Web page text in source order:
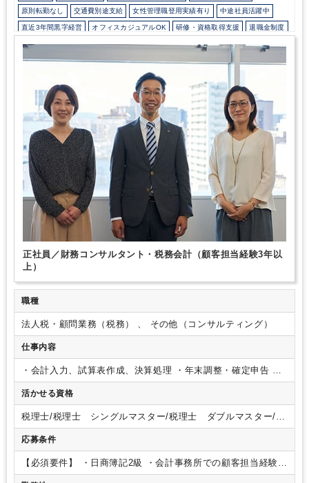
原則転勤なし 交通費別途支給 女性管理職登用実績有り 中途社員活躍中
直近3年間黒字経営 オフィスカジュアルOK 研修・資格取得支援 退職金制度
完全週休2日制 年間休日120日以上 地域密着 独自サービス
ダブルライセンス(公認会計士＋税理士等）
正社員／財務コンサルタント・税務会計（顧客担当経験3年以
上）
職種
法人税・顧問業務（税務） 、 その他（コンサルティング）
仕事内容
・会計入力、試算表作成、決算処理 ・年末調整・確定申告 ・
お客様対応（月次報告、決算説明等）・相続税や事業承継等
本人の能力、経験、希望に合わせて、段階的に業務を割り当て
ます。
また、分業制をとっており、本人の適性に合わせて配
置を行うため、各人の強みが発揮できる職場です。
活かせる資格
税理士/税理士 シングルマスター/税理士 ダブルマスター/税
理士試験 １科目合格/税理士試験 ２科目合格/税理士試験
３科目合格/税理士試験 ４科目合格/日商簿記 １級/日商簿
記 ２級
応募条件
【必須要件】 ・日商簿記2級
・会計事務所での顧客担当経験3
年以上・​法人税、所得税、消費税の申告経験等・​パソコン操